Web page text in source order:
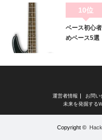
10位
ベース初心
めベース5選
運営者情報 お問い
未来を発掘する
Copyright ©